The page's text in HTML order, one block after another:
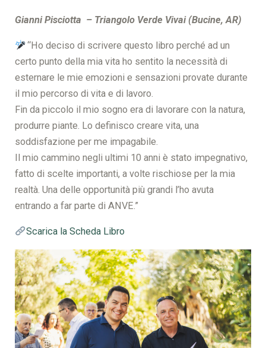
Gianni Pisciotta – Triangolo Verde Vivai (Bucine, AR)
“Ho deciso di scrivere questo libro perché ad un
certo punto della mia vita ho sentito la necessità di
esternare le mie emozioni e sensazioni provate durante
il mio percorso di vita e di lavoro.
Fin da piccolo il mio sogno era di lavorare con la natura,
produrre piante. Lo definisco creare vita, una
soddisfazione per me impagabile.
Il mio cammino negli ultimi 10 anni è stato impegnativo,
fatto di scelte importanti, a volte rischiose per la mia
realtà. Una delle opportunità più grandi l’ho avuta
entrando a far parte di ANVE.”
Scarica la Scheda Libro